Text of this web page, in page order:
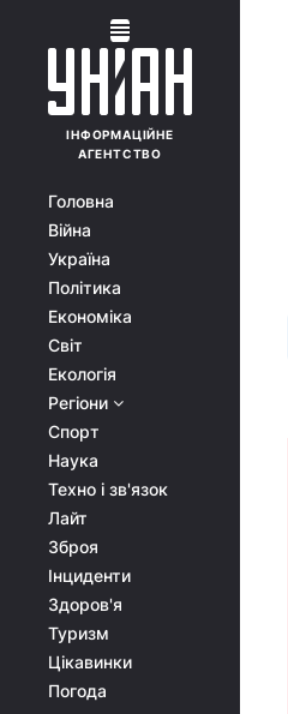
ІНФОРМАЦІЙНЕ
АГЕНТСТВО
Головна
Війна
Україна
Політика
Економіка
Світ
Екологія
Регіони
Спорт
Наука
Техно і зв'язок
Лайт
Зброя
Інциденти
Здоров'я
Туризм
Цікавинки
Погода